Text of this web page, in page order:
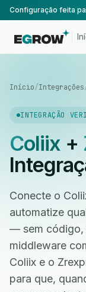
Início/Integrações
INTEGRAÇÃO
Coliix+
Conecte o
automatize
— sem código,
middleware
Coliix e o
para que,